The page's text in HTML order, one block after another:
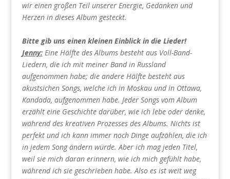
wir einen großen Teil unserer Energie, Gedanken und
Herzen in dieses Album gesteckt.
Bitte gib uns einen kleinen Einblick in die Lieder!
Jenny:Eine Hälfte des Albums besteht aus Voll-Band-
Liedern, die ich mit meiner Band in Russland
aufgenommen habe; die andere Hälfte besteht aus
akustsichen Songs, welche ich in Moskau und in Ottawa,
Kandada, aufgenommen habe. Jeder Songs vom Album
erzählt eine Geschichte darüber, wie ich lebe oder denke,
während des kreativen Prozesses des Albums. Nichts ist
perfekt und ich kann immer noch Dinge aufzählen, die ich
in jedem Song ändern würde. Aber ich mag jeden Titel,
weil sie mich daran erinnern, wie ich mich gefühlt habe,
während ich sie geschrieben habe. Also es ist weit weg